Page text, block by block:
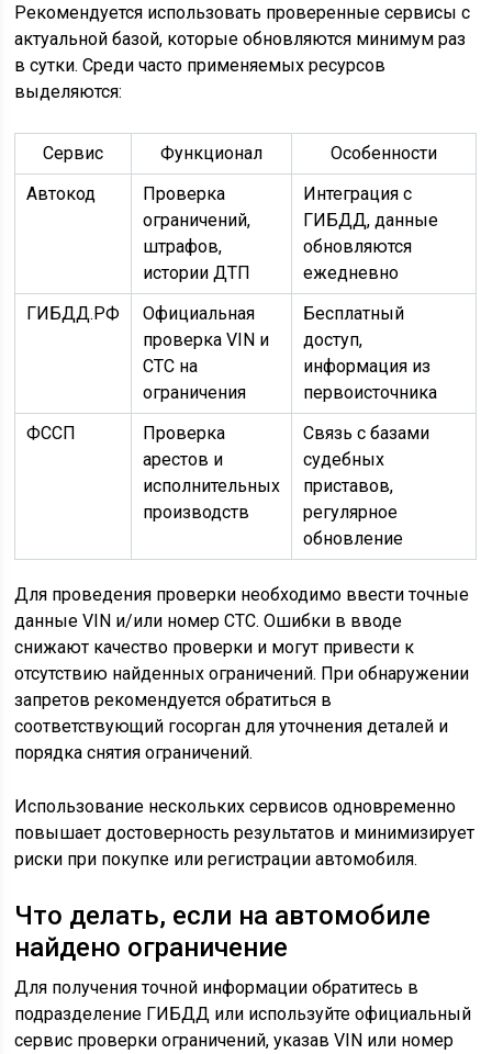
Рекомендуется использовать проверенные сервисы с
актуальной базой, которые обновляются минимум раз
в сутки. Среди часто применяемых ресурсов
выделяются:
Сервис Функционал
Особенности
Автокод
Проверка
ограничений,
штрафов,
истории ДТП
Интеграция с
ГИБДД, данные
обновляются
ежедневно
ГИБДД.РФ
Официальная
проверка VIN и
СТС на
ограничения
Бесплатный
доступ,
информация из
первоисточника
ФССП
Проверка
арестов и
исполнительных
производств
Связь с базами
судебных
приставов,
регулярное
обновление
Для проведения проверки необходимо ввести точные
данные VIN и/или номер СТС. Ошибки в вводе
снижают качество проверки и могут привести к
отсутствию найденных ограничений. При обнаружении
запретов рекомендуется обратиться в
соответствующий госорган для уточнения деталей и
порядка снятия ограничений.
Использование нескольких сервисов одновременно
повышает достоверность результатов и минимизирует
риски при покупке или регистрации автомобиля.
Что делать, если на автомобиле
найдено ограничение
Для получения точной информации обратитесь в
подразделение ГИБДД или используйте официальный
сервис проверки ограничений, указав VIN или номер